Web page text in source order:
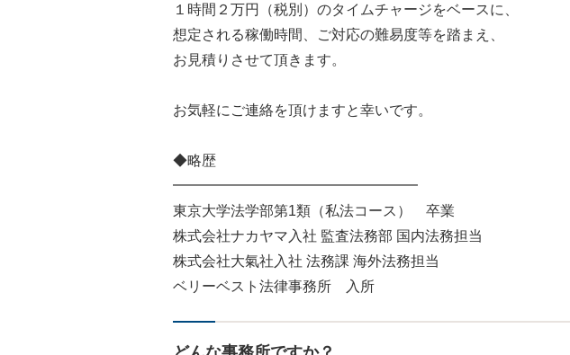
１時間２万円（税別）のタイムチャージをベースに、
想定される稼働時間、ご対応の難易度等を踏まえ、
お見積りさせて頂きます。
お気軽にご連絡を頂けますと幸いです。
◆略歴
━━━━━━━━━━━━━━━━━
東京大学法学部第1類（私法コース） 卒業
株式会社ナカヤマ入社 監査法務部 国内法務担当
株式会社大氣社入社 法務課 海外法務担当
ベリーベスト法律事務所 入所